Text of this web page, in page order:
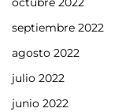
septiembre 2022
agosto 2022
julio 2022
junio 2022